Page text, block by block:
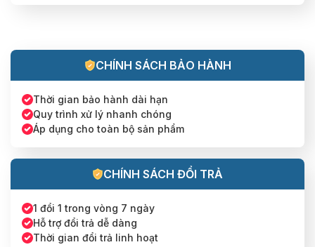
CHÍNH SÁCH BẢO HÀNH
Thời gian bảo hành dài hạn
Quy trình xử lý nhanh chóng
Áp dụng cho toàn bộ sản phẩm
CHÍNH SÁCH ĐỔI TRẢ
1 đổi 1 trong vòng 7 ngày
Hỗ trợ đổi trả dễ dàng
Thời gian đổi trả linh hoạt